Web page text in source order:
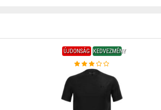
ÚJDONSÁG KEDVEZMÉNY